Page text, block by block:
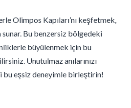
Olimpos Kapıları’nı keşfetmek,
Bu benzersiz bölgedeki
büyülenmek için bu
Unutulmaz anılarınızı
bu eşsiz deneyimle birleştirin!